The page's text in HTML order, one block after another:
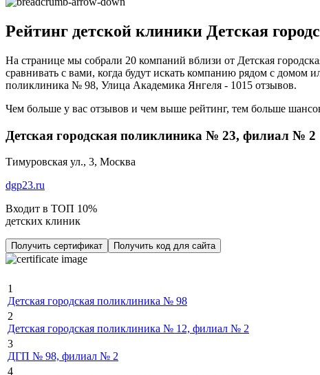
Рейтинг детской клиники Детская
На странице мы собрали 20 компаний вблизи от Детская
сравнивать с вами, когда будут искать компанию рядом с домом
поликлиника № 98, Улица Академика Янгеля - 1015 отзывов.
Чем больше у вас отзывов и чем выше рейтинг, тем больше
Детская городская поликлиника № 23, филиал № 2
Тимуровская ул., 3, Москва
dgp23.ru
Входит в ТОП 10%
детских клиник
Получить сертификат Получить код для сайта
1
Детская городская поликлиника № 98
2
Детская городская поликлиника № 12, филиал № 2
3
ДГП № 98, филиал № 2
4